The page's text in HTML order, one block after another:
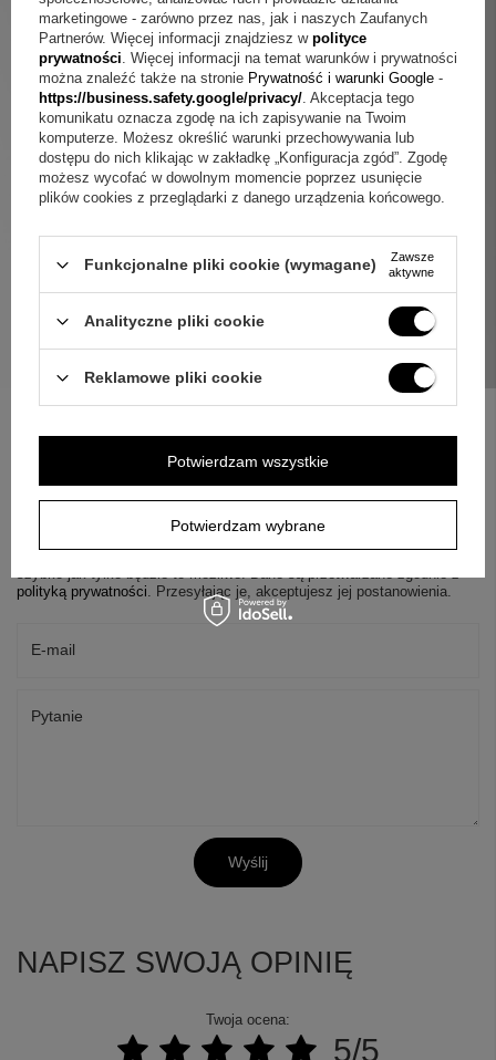
ZAPYTAJ O PRODUKT
Jeżeli powyższy opis jest dla Ciebie niewystarczający, prześlij nam
swoje pytanie odnośnie tego produktu. Postaramy się odpowiedzieć tak
polityką prywatności . Przesyłając je, akceptujesz jej postanowienia.
E-mail
Pytanie
Wyślij
NAPISZ SWOJĄ OPINIĘ
Twoja ocena:
5/5
marketingowe - zarówno przez nas, jak i naszych Zaufanych
Partnerów. Więcej informacji znajdziesz w polityce
prywatności. Więcej informacji na temat warunków i prywatności
można znaleźć także na stronie Prywatność i warunki Google -
https://business.safety.google/privacy/. Akceptacja tego
komunikatu oznacza zgodę na ich zapisywanie na Twoim
komputerze. Możesz określić warunki przechowywania lub
dostępu do nich klikając w zakładkę „Konfiguracja zgód”. Zgodę
możesz wycofać w dowolnym momencie poprzez usunięcie
plików cookies z przeglądarki z danego urządzenia końcowego.
Funkcjonalne pliki cookie (wymagane)
Zawsze
aktywne
Analityczne pliki cookie
Reklamowe pliki cookie
Potwierdzam wybrane
Potwierdzam wszystkie